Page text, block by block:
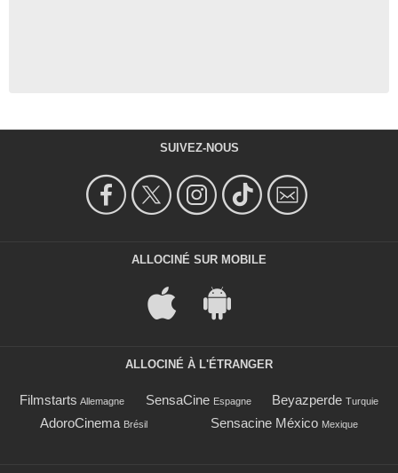
SUIVEZ-NOUS
ALLOCINÉ SUR MOBILE
ALLOCINÉ À L'ÉTRANGER
Filmstarts Allemagne SensaCine Espagne Beyazperde Turquie
AdoroCinema Brésil Sensacine México Mexique